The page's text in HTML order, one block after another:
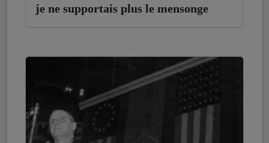
je ne supportais plus le mensonge